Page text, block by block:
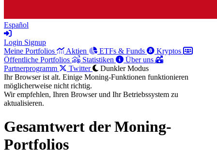
Español
Login Signup
Meine Portfolios
Aktien ETFs & Funds
Kryptos
Öffentliche Portfolios
Statistiken
Über uns
Partnerprogramm
Twitter
Dunkler Modus
Ihr Browser ist alt. Einige Moning-Funktionen funktionieren
möglicherweise nicht richtig.
Wir empfehlen, Ihren Browser und Ihr Betriebssystem zu
aktualisieren.
Gesamtwert der Moning-
Portfolios